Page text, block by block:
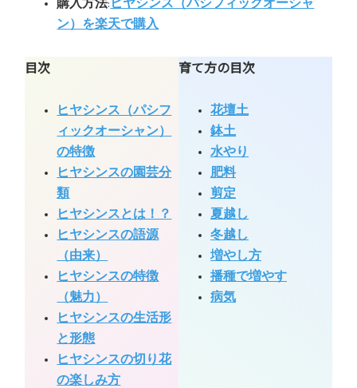
購入方法: ヒヤシンス（パシフィックオーシャ
ン）を楽天で購入
目次
ヒヤシンス（パシフ
ィックオーシャン）
の特徴
ヒヤシンスの園芸分
類
ヒヤシンスとは！？
ヒヤシンスの語源
（由来）
ヒヤシンスの特徴
（魅力）
ヒヤシンスの生活形
と形態
ヒヤシンスの切り花
の楽しみ方
育て方の目次
花壇土
鉢土
水やり
肥料
剪定
夏越し
冬越し
増やし方
播種で増やす
病気